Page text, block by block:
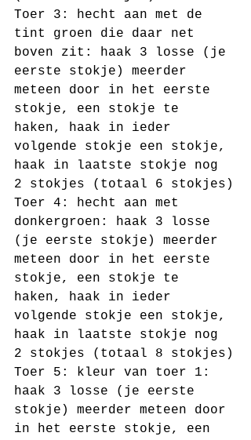
Toer 3: hecht aan met de
tint groen die daar net
boven zit: haak 3 losse (je
eerste stokje) meerder
meteen door in het eerste
stokje, een stokje te
haken, haak in ieder
volgende stokje een stokje,
haak in laatste stokje nog
2 stokjes (totaal 6 stokjes)
Toer 4: hecht aan met
donkergroen: haak 3 losse
(je eerste stokje) meerder
meteen door in het eerste
stokje, een stokje te
haken, haak in ieder
volgende stokje een stokje,
haak in laatste stokje nog
2 stokjes (totaal 8 stokjes)
Toer 5: kleur van toer 1:
haak 3 losse (je eerste
stokje) meerder meteen door
in het eerste stokje, een